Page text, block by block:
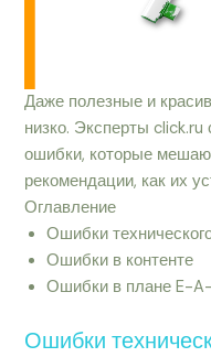
Даже полезные и
низко. Эксперты
ошибки, которые
рекомендации, как их
Оглавление
Ошибки
Ошибки в контенте
Ошибки в плане E-
Ошибки